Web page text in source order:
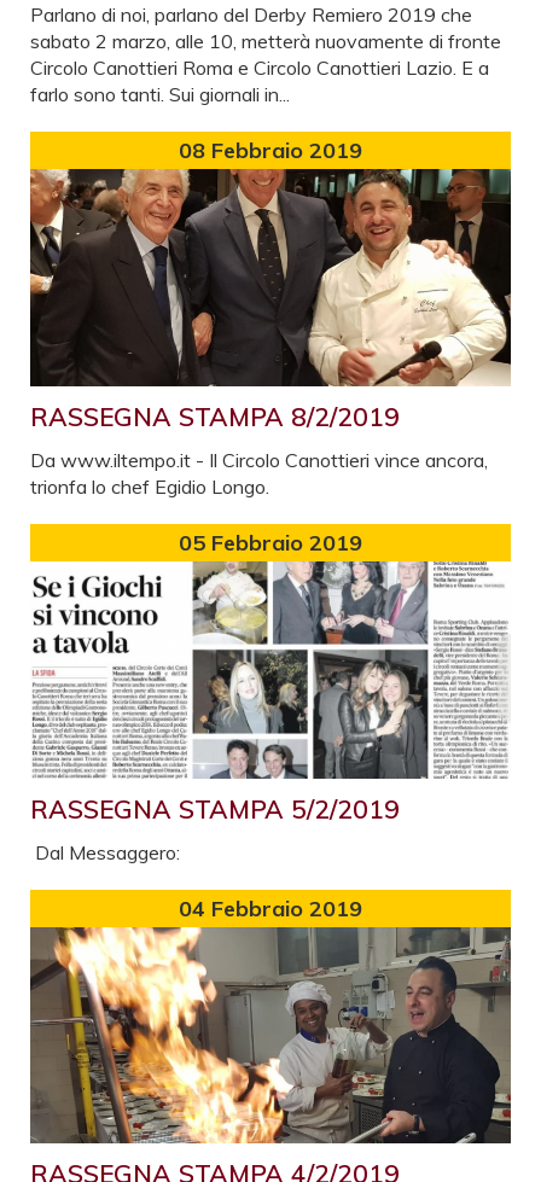
Parlano di noi, parlano del Derby Remiero 2019 che
sabato 2 marzo, alle 10, metterà nuovamente di fronte
Circolo Canottieri Roma e Circolo Canottieri Lazio. E a
farlo sono tanti. Sui giornali in...
08 Febbraio 2019
RASSEGNA STAMPA 8/2/2019
Da www.iltempo.it - Il Circolo Canottieri vince ancora,
trionfa lo chef Egidio Longo.
05 Febbraio 2019
RASSEGNA STAMPA 5/2/2019
Dal Messaggero:
04 Febbraio 2019
RASSEGNA STAMPA 4/2/2019